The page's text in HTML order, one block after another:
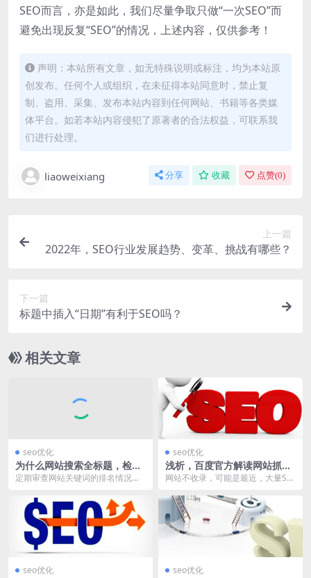
SEO而言，亦是如此，我们尽量争取只做“一次SEO”而
避免出现反复“SEO”的情况，上述内容，仅供参考！
声明：本站所有文章，如无特殊说明或标注，均为本站原
创发布。任何个人或组织，在未征得本站同意时，禁止复
制、盗用、采集、发布本站内容到任何网站、书籍等各类媒
体平台。如若本站内容侵犯了原著者的合法权益，可联系我
们进行处理。
liaoweixiang 分享 收藏 点赞(0)
上一篇
2022年，SEO行业发展趋势、变革、挑战有哪些？
下一篇
标题中插入“日期”有利于SEO吗？
相关文章
seo优化
为什么网站搜索全标题，检索
不到结果？
定期审查网站关键词的排名情况，
偶尔我们也会遇到一...
seo优化
浅析，百度官方解读网站抓取
策略！
网站不收录，可能是最近，大量SE
里面不乏更多的大型...
seo优化 seo优化